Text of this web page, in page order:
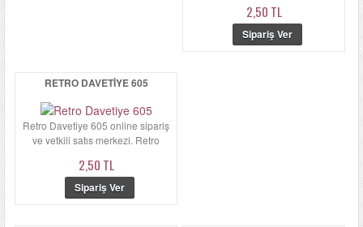
2,50 TL
RETRO DAVETIYE 605
Retro Davetiye 605 online sipariş
ve yetkili satış merkezi. Retro
2,50 TL